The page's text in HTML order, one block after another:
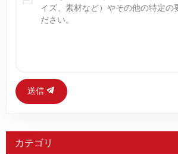
送信
カテゴリ